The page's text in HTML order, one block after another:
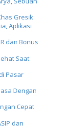
Gresik
Aplikasi
dan Bonus
Saat
Pasar
Dengan
Cepat
dan